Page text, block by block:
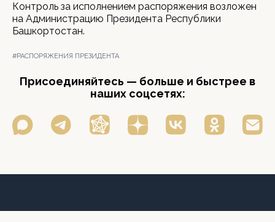
Контроль за исполнением распоряжения возложен
на Администрацию Президента Республики
Башкортостан.
#РАСПОРЯЖЕНИЯ ПРЕЗИДЕНТА
Присоединяйтесь — больше и быстрее в
наших соцсетях: